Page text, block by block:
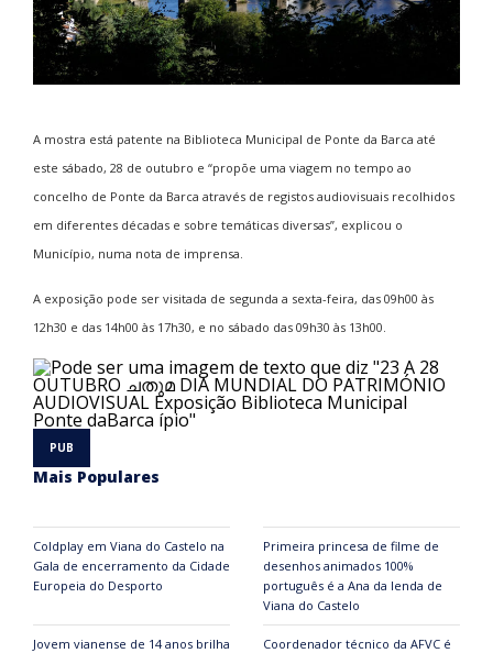
A mostra está patente na Biblioteca Municipal de Ponte da Barca até
este sábado, 28 de outubro e “propõe uma viagem no tempo ao
concelho de Ponte da Barca através de registos audiovisuais recolhidos
em diferentes décadas e sobre temáticas diversas”, explicou o
Município, numa nota de imprensa.
A exposição pode ser visitada de segunda a sexta-feira, das 09h00 às
12h30 e das 14h00 às 17h30, e no sábado das 09h30 às 13h00.
Mais Populares
Coldplay em Viana do Castelo na
Gala de encerramento da Cidade
Europeia do Desporto
Primeira princesa de filme de
desenhos animados 100%
português é a Ana da lenda de
Viana do Castelo
Jovem vianense de 14 anos brilha
Coordenador técnico da AFVC é